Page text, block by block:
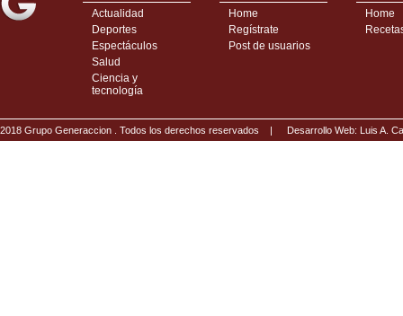
Actualidad
Deportes
Espectáculos
Salud
Ciencia y
tecnología
Home
Regístrate
Post de usuarios
Home
2018 Grupo Generaccion . Todos los derechos reservados | Desarrollo Web: Luis